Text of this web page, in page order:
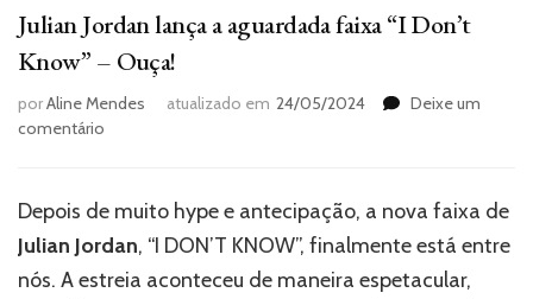
Julian Jordan lança a aguardada faixa “I Don’t
Know” – Ouça!
porAline Mendes atualizado em 24/05/2024
Deixe um
comentário
aguardada
faixa
Depois de muito hype e antecipação, a nova faixa de
Julian Jordan, “I DON’T KNOW”, finalmente está entre
nós. A estreia aconteceu de maneira espetacular,